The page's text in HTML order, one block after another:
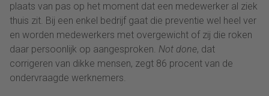
plaats van pas op het moment dat een medewerker al ziek
thuis zit. Bij een enkel bedrijf gaat die preventie wel heel ver
en worden medewerkers met overgewicht of zij die roken
daar persoonlijk op aangesproken. Not done, dat
corrigeren van dikke mensen, zegt 86 procent van de
ondervraagde werknemers.